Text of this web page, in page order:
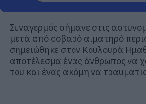
Συναγερμός σήμανε στις
μετά από σοβαρό αιματηρό
σημειώθηκε στον Κουλουρά
αποτέλεσμα ένας άνθρωπος να
του και ένας ακόμη να